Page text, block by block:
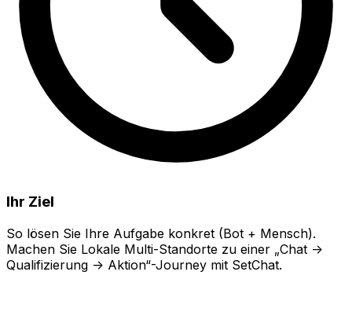
Ihr Ziel
So lösen Sie Ihre Aufgabe konkret (Bot + Mensch).
Machen Sie Lokale Multi-Standorte zu einer „Chat ->
Qualifizierung -> Aktion“-Journey mit SetChat.